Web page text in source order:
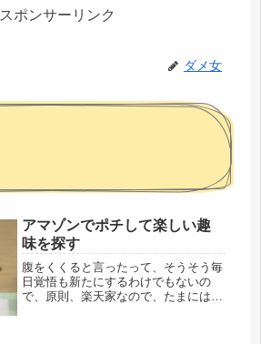
スポンサーリンク
ダメ女
アマゾンでポチして楽しい趣
味を探す
腹をくくると言ったって、そうそう毎
日覚悟も新たにするわけでもないの
で、原則、楽天家なので、たまにはマ